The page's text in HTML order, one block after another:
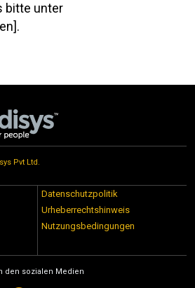
bitte unter
Pvt Ltd.
Datenschutzpolitik
Urheberrechtshinweis
Nutzungsbedingungen
den sozialen Medien